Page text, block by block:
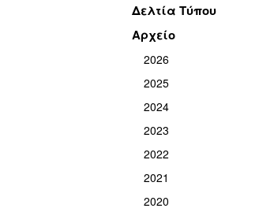
Δελτία Τύπου
Αρχείο
2026
2025
2024
2023
2022
2021
2020